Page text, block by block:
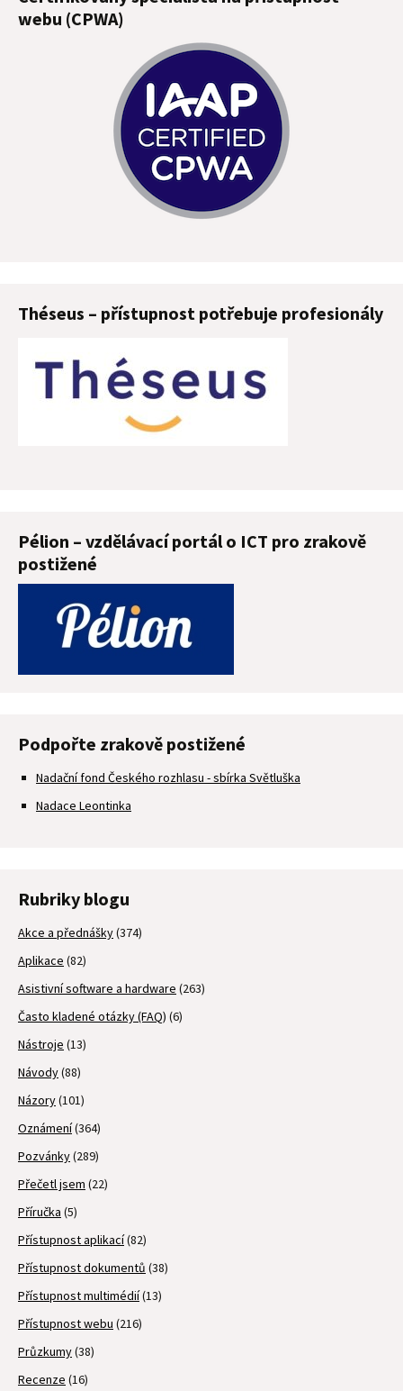
webu (CPWA)
Théseus – přístupnost potřebuje profesionály
Pélion – vzdělávací portál o ICT pro zrakově
postižené
Podpořte zrakově postižené
Nadační fond Českého rozhlasu - sbírka Světluška
Nadace Leontinka
Rubriky blogu
Akce a přednášky(374)
Aplikace (82)
Asistivní software a hardware (263)
Často kladené otázky (FAQ) (6)
Nástroje (13)
Návody(88)
Názory(101)
Oznámení(364)
Pozvánky(289)
Přečetl jsem (22)
Příručka (5)
Přístupnost aplikací(82)
Přístupnost dokumentů (38)
Přístupnost multimédií(13)
Přístupnost webu (216)
Průzkumy(38)
Recenze (16)